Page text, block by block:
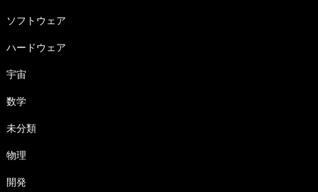
ソフトウェア
ハードウェア
宇宙
数学
未分類
物理
開発